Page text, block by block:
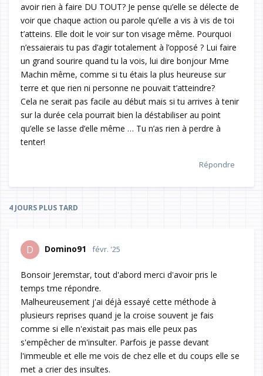
avoir rien à faire DU TOUT? Je pense qu’elle se délecte de
voir que chaque action ou parole qu’elle a vis à vis de toi
t’atteins. Elle doit le voir sur ton visage même. Pourquoi
n’essaierais tu pas d’agir totalement à l’opposé ? Lui faire
un grand sourire quand tu la vois, lui dire bonjour Mme
Machin même, comme si tu étais la plus heureuse sur
terre et que rien ni personne ne pouvait t’atteindre?
Cela ne serait pas facile au début mais si tu arrives à tenir
sur la durée cela pourrait bien la déstabiliser au point
qu’elle se lasse d’elle même … Tu n’as rien à perdre à
tenter!
Répondre
4 JOURS PLUS TARD
D Domino91 févr. '25
Bonsoir Jeremstar, tout d'abord merci d'avoir pris le
temps tme répondre.
Malheureusement j'ai déjà essayé cette méthode à
plusieurs reprises quand je la croise souvent je fais
comme si elle n'existait pas mais elle peux pas
s'empêcher de m'insulter. Parfois je passe devant
l'immeuble et elle me vois de chez elle et du coups elle se
met a crier des insultes.